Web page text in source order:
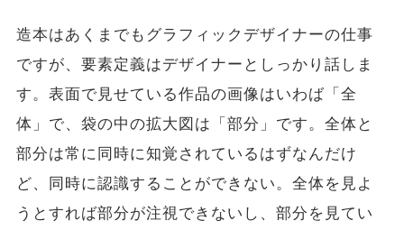
造本はあくまでもグラフィックデザイナーの仕事
ですが、要素定義はデザイナーとしっかり話しま
す。表面で見せている作品の画像はいわば「全
体」で、袋の中の拡大図は「部分」です。全体と
部分は常に同時に知覚されているはずなんだけ
ど、同時に認識することができない。全体を見よ
うとすれば部分が注視できないし、部分を見てい